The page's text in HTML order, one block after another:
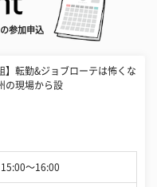
参加申込
】転勤&ジョブローテは怖くな
の現場から設
〜16:00